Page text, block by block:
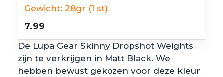
Gewicht: 28gr (1 st)
7.99
De Lupa Gear Skinny Dropshot Weights
zijn te verkrijgen in Matt Black. We
hebben bewust gekozen voor deze kleur